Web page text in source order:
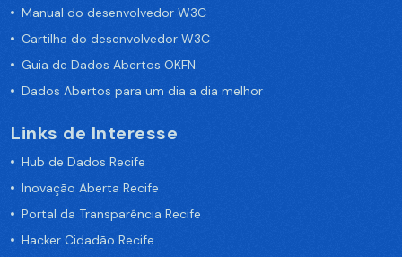
Manual do desenvolvedor W3C
Cartilha do desenvolvedor W3C
Guia de Dados Abertos OKFN
Dados Abertos para um dia a dia melhor
Links de Interesse
Hub de Dados Recife
Inovação Aberta Recife
Portal da Transparência Recife
Hacker Cidadão Recife